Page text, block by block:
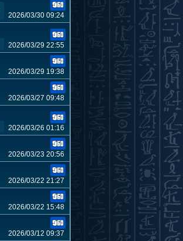
2026/03/30 09:24
2026/03/29 22:55
2026/03/29 19:38
2026/03/27 09:48
2026/03/26 01:16
2026/03/23 20:56
2026/03/22 21:27
2026/03/22 15:48
2026/03/12 09:37